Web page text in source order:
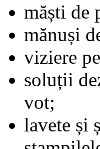
măști de
mănuși
viziere
soluții
vot;
lavete și